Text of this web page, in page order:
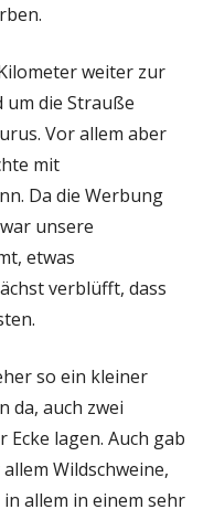
weiter zur
die Strauße
Vor allem aber
mit
Da die Werbung
unsere
etwas
verblüfft, dass
so ein kleiner
da, auch zwei
lagen. Auch gab
Wildschweine,
allem in einem sehr